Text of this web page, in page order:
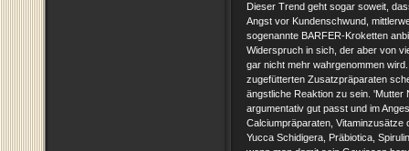
Dieser Trend geht sogar soweit,
Angst vor Kundenschwund,
sogenannte BARFER-Kroketten
Widerspruch in sich, der aber von
gar nicht mehr wahrgenommen
zugefütterten Zusatzpräparaten
ängstliche Reaktion zu sein.
argumentativ gut passt und im
Calciumpräparaten, Vitaminzusätze
Yucca Schidigera, Präbiotica,